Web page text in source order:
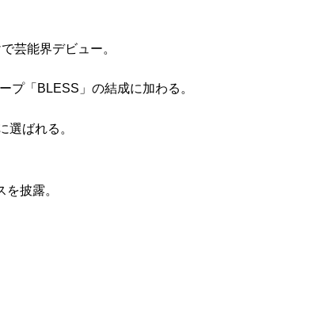
芸能界デビュー。
プ「BLESS」の結成に加わる。
選ばれる。
披露。